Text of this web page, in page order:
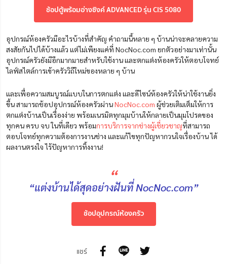
ช้อปตู้พร้อมอ่างซิงค์ ADVANCED รุ่น CIS 5080
อุปกรณ์ห้องครัวมีอะไรบ้างที่สำคัญ คำถามนี้หลาย ๆ บ้านน่าจะคลายความ
สงสัยกันไปได้บ้างแล้ว แต่ไม่เพียงแค่ที่ NocNoc.com ยกตัวอย่างมาเท่านั้น
อุปกรณ์ครัวยังมีอีกมากมายสำหรับใช้งาน และตกแต่งห้องครัวให้ตอบโจทย์
ไลฟ์สไตล์การเข้าครัววิถีใหม่ของหลาย ๆ บ้าน
และเพื่อความสมบูรณ์แบบในการตกแต่ง และดีไซน์ห้องครัวให้น่าใช้งานยิ่ง
ขึ้นสามารถช้อปอุปกรณ์ห้องครัวผ่านNocNoc.com ผู้ช่วยเติมเต็มให้การ
ตกแต่งบ้านเป็นเรื่องง่าย พร้อมเนรมิตทุกมุมบ้านให้กลายเป็นมุมโปรดของ
ทุกคน ครบ จบ ในที่เดียว พร้อมการบริการจากช่างผู้เชี่ยวชาญที่สามารถ
ตอบโจทย์ทุกความต้องการงานช่าง และแก้ไขทุกปัญหากวนใจเรื่องบ้าน ได้
ผลงานตรงใจ ไร้ปัญหาการทิ้งงาน!
“
“แต่งบ้านได้สุดอย่างฝันที่ NocNoc.com”
ช้อปอุปกรณ์ห้องครัว
แชร์